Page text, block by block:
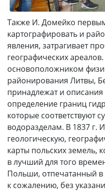
Также И. Домейко
картографировать и
явления, затрагивает
географических
основоположником
районирования Литвы,
принадлежат и описания
определение границ
которые соответствуют
водоразделам. В 1837 г.
геологическую,
карты польских земель,
в лучший для того
Польши, отпечатанный в
к сожалению, без